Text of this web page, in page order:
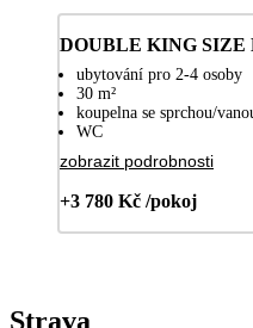
DOUBLE KING SIZE
ubytování pro 2-4 osoby
30 m²
koupelna se sprchou/
WC
zobrazit podrobnosti
+3 780 Kč /pokoj
Strava